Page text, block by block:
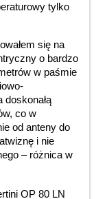
tylko
się na
o bardzo
w paśmie
doskonałą
co w
od anteny do
i nie
– różnica w
OP 80 LN